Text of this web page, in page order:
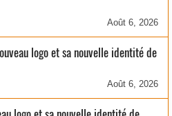
Août 6, 2026
logo et sa nouvelle identité de
Août 6, 2026